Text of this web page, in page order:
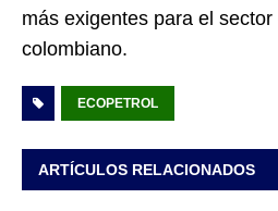
más exigentes para el
colombiano.
ECOPETROL
ARTÍCULOS RELACIONADOS